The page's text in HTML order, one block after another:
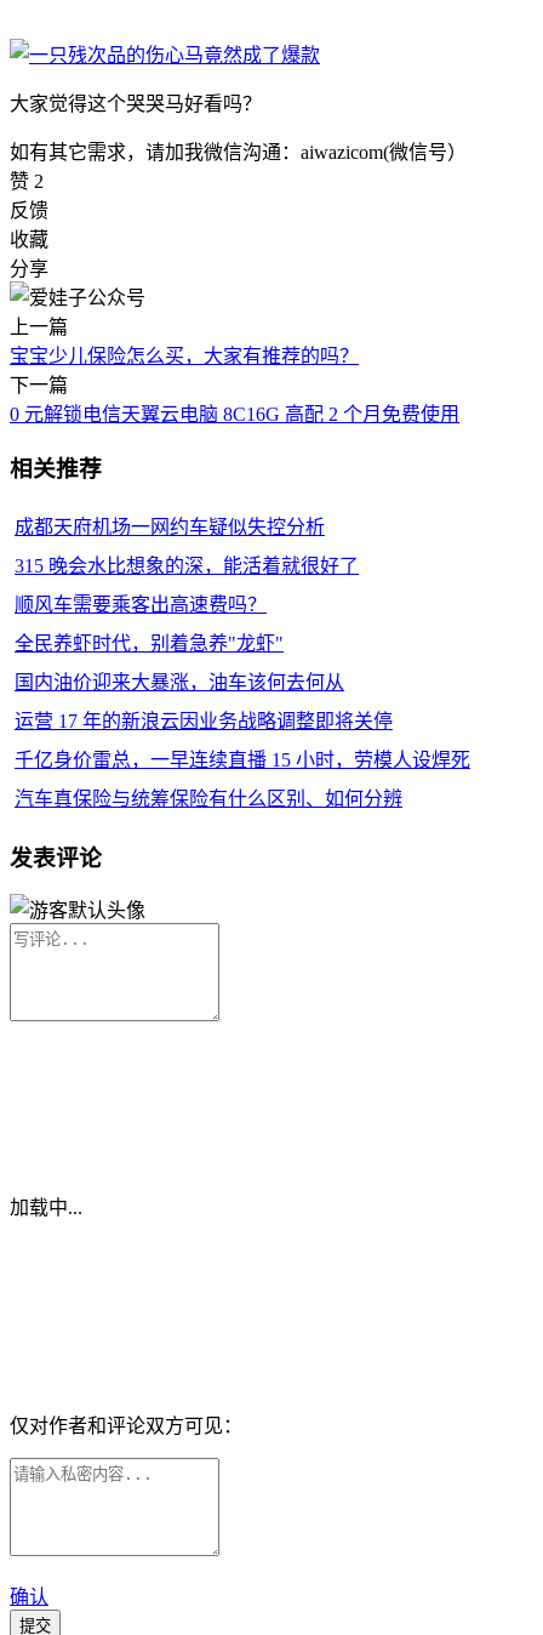
大家觉得这个哭哭马好看吗？
如有其它需求，请加我微信沟通：aiwazicom(微信号）
赞 2
反馈
收藏
分享
上一篇
宝宝少儿保险怎么买，大家有推荐的吗？
下一篇
0 元解锁电信天翼云电脑 8C16G 高配 2 个月免费使用
相关推荐
成都天府机场一网约车疑似失控分析
315 晚会水比想象的深，能活着就很好了
顺风车需要乘客出高速费吗？
全民养虾时代，别着急养"龙虾"
国内油价迎来大暴涨，油车该何去何从
运营 17 年的新浪云因业务战略调整即将关停
千亿身价雷总，一早连续直播 15 小时，劳模人设焊死
汽车真保险与统筹保险有什么区别、如何分辨
发表评论
加载中...
仅对作者和评论双方可见：
确认
提交